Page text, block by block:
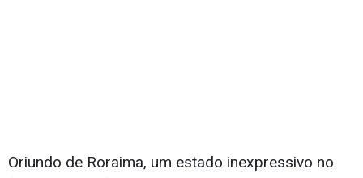
Oriundo de Roraima, um estado inexpressivo no